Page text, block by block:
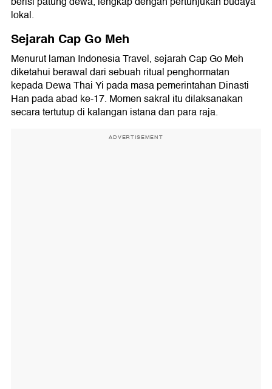
lokal.
Sejarah Cap Go Meh
Menurut laman Indonesia Travel, sejarah Cap Go Meh
diketahui berawal dari sebuah ritual penghormatan
kepada Dewa Thai Yi pada masa pemerintahan Dinasti
Han pada abad ke-17. Momen sakral itu dilaksanakan
secara tertutup di kalangan istana dan para raja.
ADVERTISEMENT